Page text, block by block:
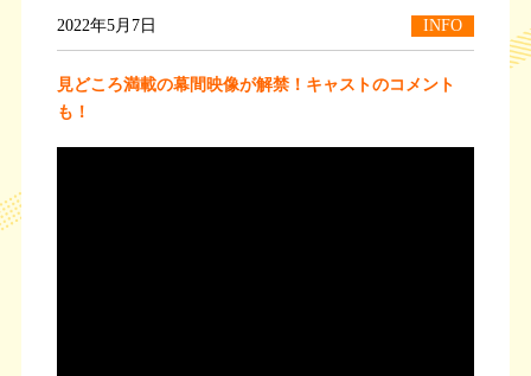
2022年5月7日 INFO
見どころ満載の幕間映像が解禁！キャストのコメント
も！